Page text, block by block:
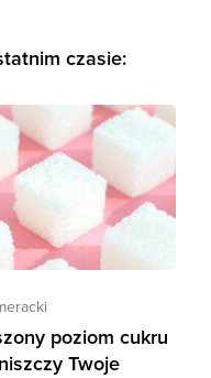
czasie:
poziom cukru
Twoje